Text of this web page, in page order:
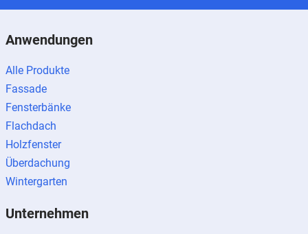
Anwendungen
Alle Produkte
Fassade
Fensterbänke
Flachdach
Holzfenster
Überdachung
Wintergarten
Unternehmen